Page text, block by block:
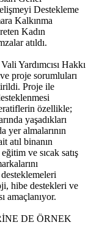
Destekleme
Kalkınma
Kadın
atıldı.
Yardımcısı Hakkı
proje sorumluları
Proje ile
özellikle;
yaşadıkları
yer almalarının
atıl binanın
ve sıcak satış
hibe destekleri ve
amaçlanıyor.
DE ÖRNEK